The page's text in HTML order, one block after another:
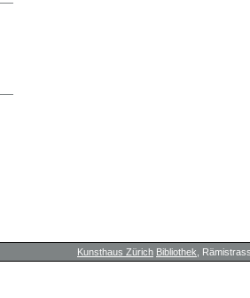
Kunsthaus Zürich Bibliothek ,